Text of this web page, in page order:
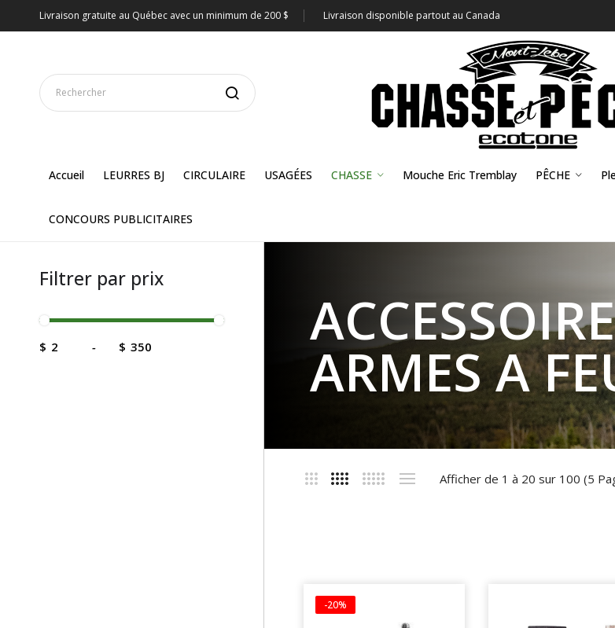
Livraison gratuite au Québec avec un minimum de 200 $ Livraison disponible partout au Canada
Accueil LEURRES BJ CIRCULAIRE USAGÉES CHASSE Mouche Eric Tremblay PÊCHE
CONCOURS PUBLICITAIRES
Filtrer par prix
$ - $ ARMES A
Afficher de 1 à 20 sur 100 (5
-20%